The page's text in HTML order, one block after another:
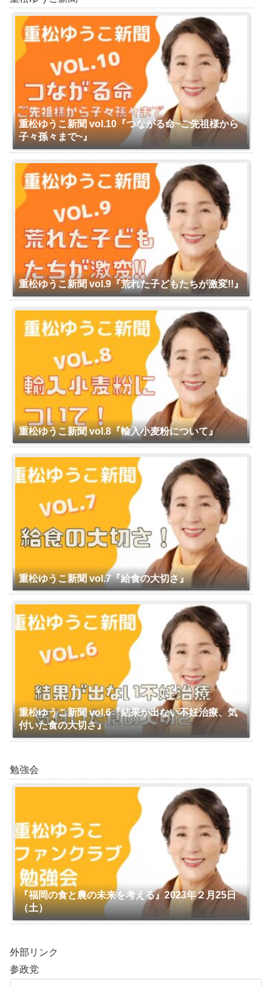
重松ゆうこ新聞 vol.10『つながる命~ご先祖様から
子々孫々まで~』
重松ゆうこ新聞 vol.9『荒れた子どもたちが激変!!』
重松ゆうこ新聞 vol.8『輸入小麦粉について』
重松ゆうこ新聞 vol.7『給食の大切さ』
重松ゆうこ新聞 vol.6『結果が出ない不妊治療、気
付いた食の大切さ』
勉強会
『福岡の食と農の未来を考える』2023年２月25日
（土）
外部リンク
参政党